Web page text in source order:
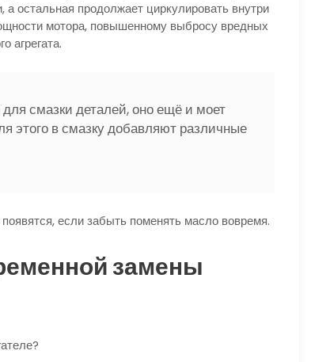
а остальная продолжает циркулировать внутри
мотора, повышенному выбросу вредных
агрегата.
смазки деталей, оно ещё и моет
этого в смазку добавляют различные
если забыть поменять масло вовремя.
замены